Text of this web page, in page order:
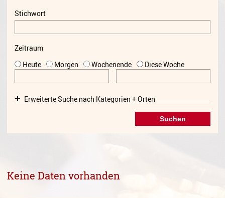
Dirigieren
Feldenkrais
Instrumentenkarussell
Coaching
Stichwort
Zeitraum
Heute
Morgen Wochenende Diese Woche
Erweiterte Suche nach Kategorien + Orten
Keine Daten vorhanden